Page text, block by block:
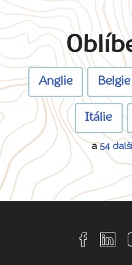
Anglie Belgie
Itálie
a54